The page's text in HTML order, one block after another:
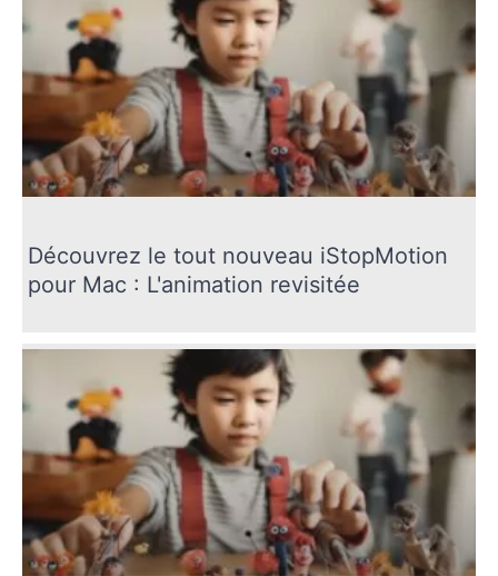
Découvrez le tout nouveau iStopMotion
pour Mac : L'animation revisitée